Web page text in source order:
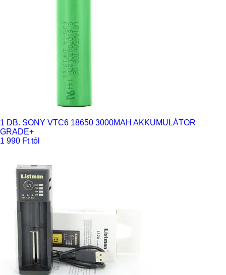
1 DB. SONY VTC6 18650 3000MAH AKKUMULÁTOR
GRADE+
1 990 Ft tól